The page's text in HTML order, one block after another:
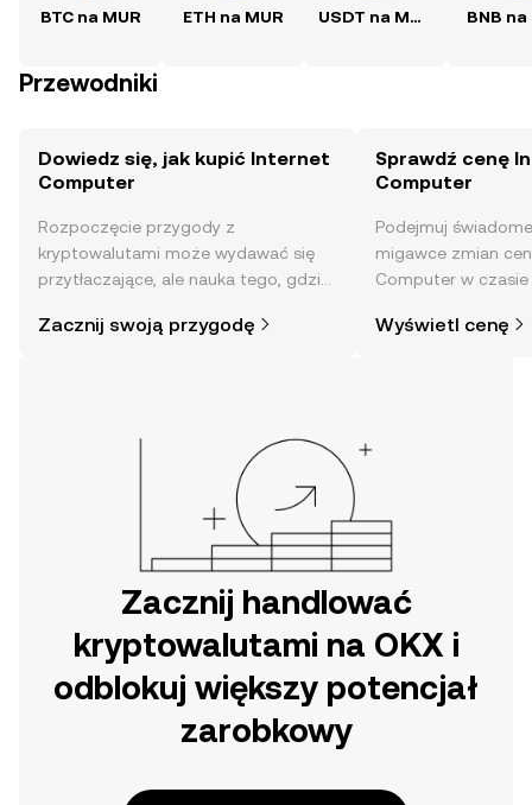
BTC na MUR ETH na MUR USDT na MUR BNB na
Przewodniki
Dowiedz się, jak kupić Internet
Computer
Rozpoczęcie przygody z
kryptowalutami może wydawać się
przytłaczające, ale nauka tego, gdzie
mogłoby się wydawać. Rozpocznij
Zacznij swoją przygodę
Sprawdź cenę
Computer
Podejmuj
migawce zmian
Computer w
nie tylko.
Wyświetl cenę
Zacznij handlować
kryptowalutami na OKX i
odblokuj większy potencjał
zarobkowy